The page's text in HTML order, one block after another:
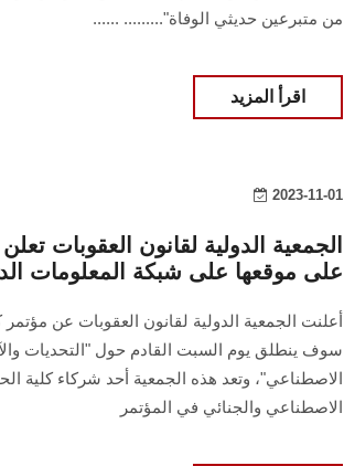
من متبرعين حديثي الوفاة"......... ......
اقرأ المزيد
2023-11-01
الجمعية الدولية لقانون العقوبات
على موقعها على شبكة المعلومات
أعلنت الجمعية الدولية لقانون العقوبات عن
سوف ينطلق يوم السبت القادم حول "التحديات
الاصطناعي"، وتعد هذه الجمعية أحد شركاء كلية
الاصطناعي والجنائي في المؤتمر